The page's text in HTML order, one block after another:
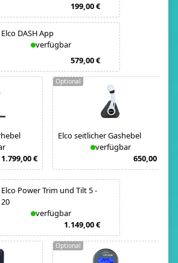
199,00 €
Elco DASH App
verfügbar
579,00 €
1.799,00 €
Elco seitlicher Gashebel
verfügbar
650,00 €
Optional
Elco Power Trim und Tilt 5 -
20
verfügbar
1.149,00 €
Optional